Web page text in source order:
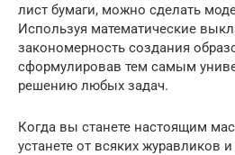
лист бумаги, можно сделать
Используя математические
закономерность создания
сформулировав тем самым
решению любых задач.
Когда вы станете настоящим
устанете от всяких журавликов